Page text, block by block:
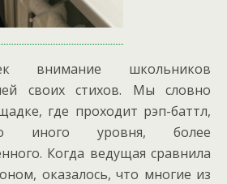
внимание школьников
своих стихов. Мы словно
где проходит рэп-баттл,
иного уровня, более
Когда ведущая сравнила
оказалось, что многие из